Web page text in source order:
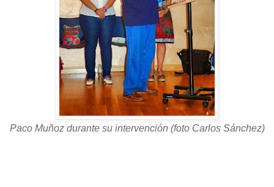
Paco Muñoz durante su intervención (foto Carlos Sánchez)